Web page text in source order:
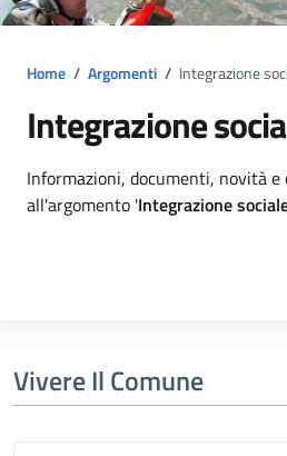
Home / Argomenti / Integrazione
Integrazione
Dettagli
Informazioni, documenti, novità
all'argomento 'Integrazione
Vivere Il Comune